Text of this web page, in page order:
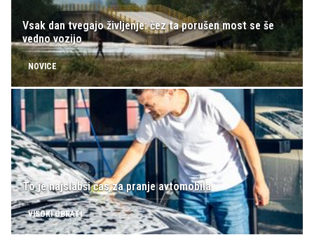
Vsak dan tvegajo življenje: čez ta porušen most se še
vedno vozijo
NOVICE
To je najslabši čas za pranje avtomobila
VISOKI OBRATI